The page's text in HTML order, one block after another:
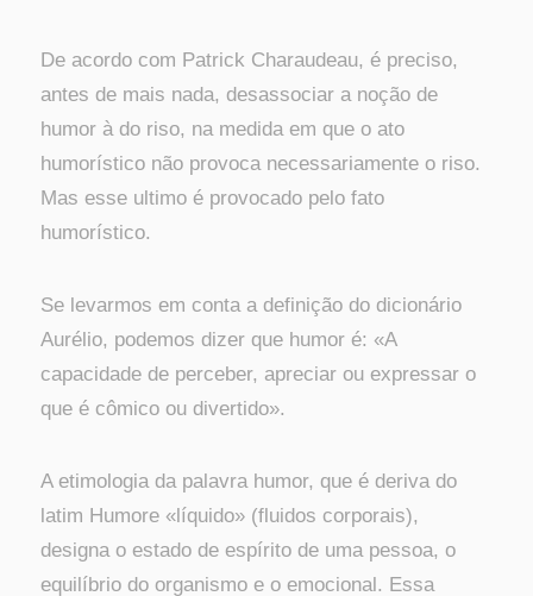
De acordo com Patrick Charaudeau, é preciso,
antes de mais nada, desassociar a noção de
humor à do riso, na medida em que o ato
humorístico não provoca necessariamente o riso.
Mas esse ultimo é provocado pelo fato
humorístico.
Se levarmos em conta a definição do dicionário
Aurélio, podemos dizer que humor é: «A
capacidade de perceber, apreciar ou expressar o
que é cômico ou divertido».
A etimologia da palavra humor, que é deriva do
latim Humore «líquido» (fluidos corporais),
designa o estado de espírito de uma pessoa, o
equilíbrio do organismo e o emocional. Essa